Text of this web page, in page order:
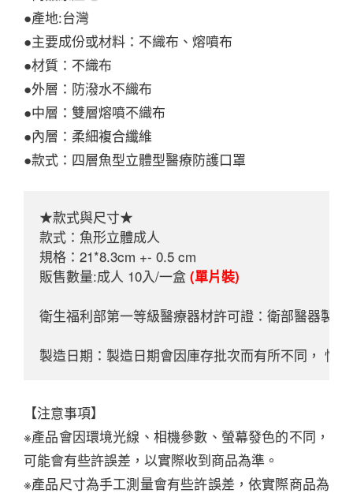
●產地:台灣
●主要成份或材料：不織布、熔噴布
●材質：不織布
●外層：防潑水不織布
●中層：雙層熔噴不織布
●內層：柔細複合纖維
●款式：四層魚型立體型醫療防護口罩
★款式與尺寸★
款式：魚形立體成人
規格：21*8.3cm +- 0.5 cm
販售數量:成人 10入/一盒 (單片裝)
衛生福利部第一等級醫療器材許可證：衛部醫器製壹
製造日期：製造日期會因庫存批次而有所不同， 情
【注意事項】
※產品會因環境光線、相機參數、螢幕發色的不同，
可能會有些許誤差，以實際收到商品為準。
※產品尺寸為手工測量會有些許誤差，依實際商品為